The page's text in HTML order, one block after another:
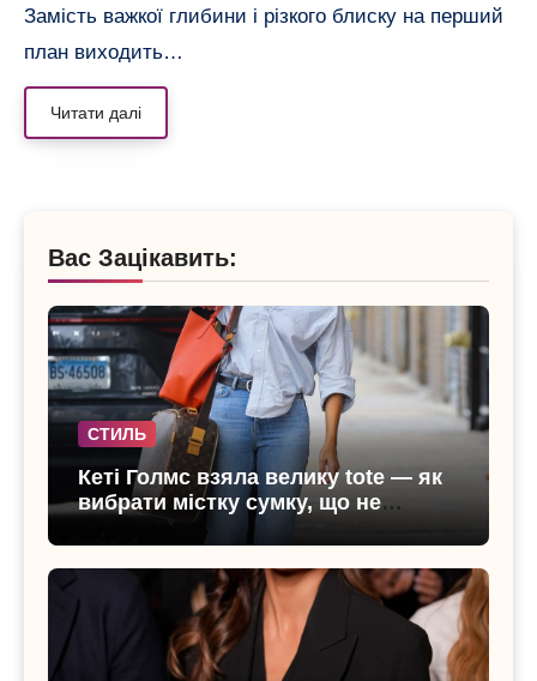
Замість важкої глибини і різкого блиску на перший
план виходить…
Читати далі
Вас Зацікавить:
СТИЛЬ
Кеті Голмс взяла велику tote — як
вибрати містку сумку, що не
виглядає громіздкою